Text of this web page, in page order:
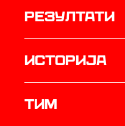
резултати
историја
ТИМ